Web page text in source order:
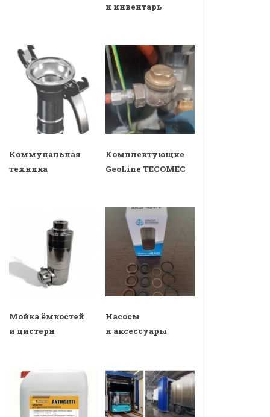
и инвентарь
Коммунальная
техника
Комплектующие
GeoLine TECOMEC
Мойка ёмкостей
и цистерн
Насосы
и аксессуары